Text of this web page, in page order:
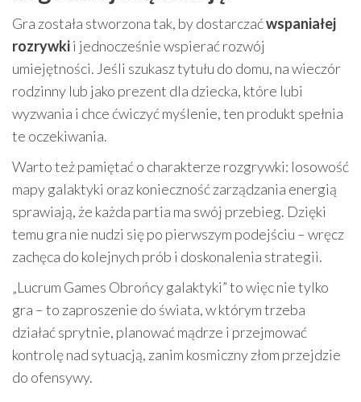
Gra została stworzona tak, by dostarczaćwspaniałej
rozrywkii jednocześnie wspierać rozwój
umiejętności. Jeśli szukasz tytułu do domu, na wieczór
rodzinny lub jako prezent dla dziecka, które lubi
wyzwania i chce ćwiczyć myślenie, ten produkt spełnia
te oczekiwania.
Warto też pamiętać o charakterze rozgrywki: losowość
mapy galaktyki oraz konieczność zarządzania energią
sprawiają, że każda partia ma swój przebieg. Dzięki
temu gra nie nudzi się po pierwszym podejściu – wręcz
zachęca do kolejnych prób i doskonalenia strategii.
„Lucrum Games Obrońcy galaktyki” to więc nie tylko
gra – to zaproszenie do świata, w którym trzeba
działać sprytnie, planować mądrze i przejmować
kontrolę nad sytuacją, zanim kosmiczny złom przejdzie
do ofensywy.